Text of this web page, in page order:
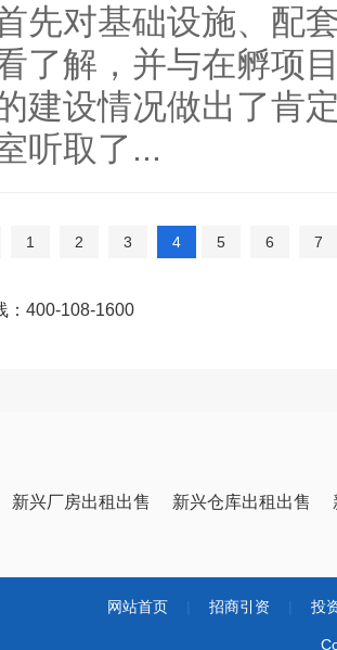
先对基础设施、配
了解，并与在孵项
建设情况做出了肯
听取了...
1 2 3 4 5 6 7
：400-108-1600
新兴厂房出租出售 新兴仓库出租出售
网站首页 招商引资 投